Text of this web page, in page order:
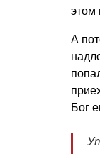
этом
А
Бог